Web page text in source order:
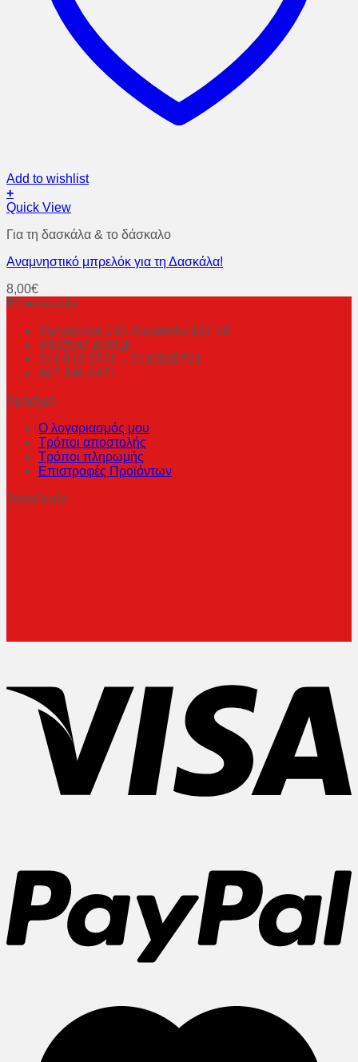
Add to wishlist
+
Quick View
Για τη δασκάλα & το δάσκαλο
Aναμνηστικό μπρελόκ για τη Δασκάλα!
8,00€
Επικοινωνία
Υψηλάντου 133, Κερατσίνι 187 58
info@pic-print.gr
211 013 5723 – 2110065721
697 496 4471
Χρήσιμα
Ο λογαριασμός μου
Τρόποι αποστολής
Τρόποι πληρωμής
Επιστροφές Προϊόντων
Τοποθεσία